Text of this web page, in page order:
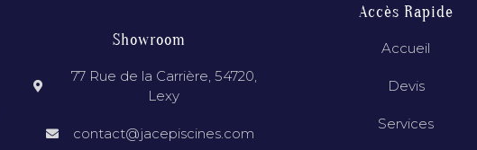
Showroom
77 Rue de la Carrière, 54720,
Lexy
contact@jacepiscines.com
Accès Rapide
Accueil
Devis
Services